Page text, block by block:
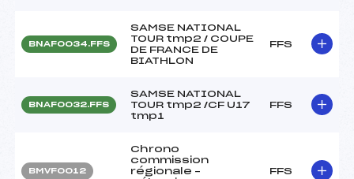
BNAF0034.FFS
SAMSE NATIONAL
TOUR tmp2 / COUPE
DE FRANCE DE
BIATHLON
FFS
BNAF0032.FFS
SAMSE NATIONAL
TOUR tmp2 /CF U17
tmp1
FFS
BMVF0012
Chrono
commission
régionale –
FFS